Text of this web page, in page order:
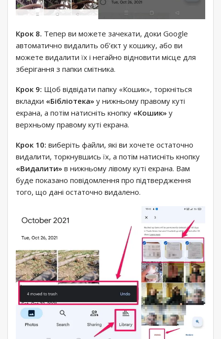
Крок 8. Тепер ви можете зачекати, доки Google
автоматично видалить об’єкт у кошику, або ви
можете видалити їх і негайно відновити місце для
зберігання з папки смітника.
Крок 9: Щоб відвідати папку «Кошик», торкніться
вкладки «Бібліотека» у нижньому правому куті
екрана, а потім натисніть кнопку «Кошик» у
верхньому правому куті екрана.
Крок 10: виберіть файли, які ви хочете остаточно
видалити, торкнувшись їх, а потім натисніть кнопку
«Видалити» в нижньому лівому куті екрана. Вам
буде показано повідомлення про підтвердження
того, що дані остаточно видалено.